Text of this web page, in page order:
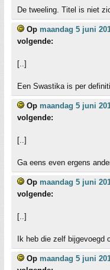
De tweeling. Titel is niet
Op maandag 5 juni
volgende:
[..]
Een Swastika is per
Op maandag 5 juni
volgende:
[..]
Ga eens even ergens
Op maandag 5 juni
volgende:
[..]
Ik heb die zelf bijgevoegd
Op maandag 5 juni